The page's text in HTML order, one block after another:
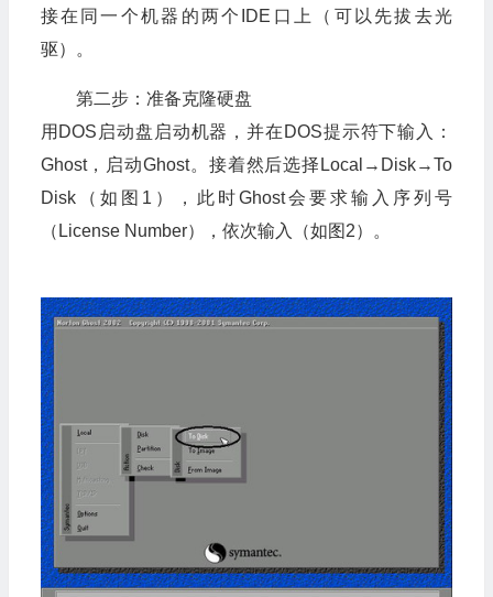
接在同一个机器的两个IDE口上（可以先拔去光
驱）。
第二步：准备克隆硬盘
用DOS启动盘启动机器，并在DOS提示符下输入：
Ghost，启动Ghost。接着然后选择Local→Disk→To
Disk（如图1），此时Ghost会要求输入序列号
（License Number），依次输入（如图2）。